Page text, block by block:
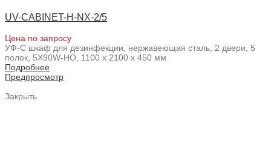
UV-CABINET-H-NX-2/5
Цена по запросу
УФ-С шкаф для дезинфекции, нержавеющая сталь, 2 двери, 5
полок, 5X90W-HO, 1100 x 2100 x 450 мм
Подробнее
Предпросмотр
Закрыть